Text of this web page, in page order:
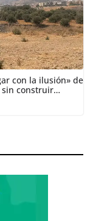
con la ilusión» de
sin construir